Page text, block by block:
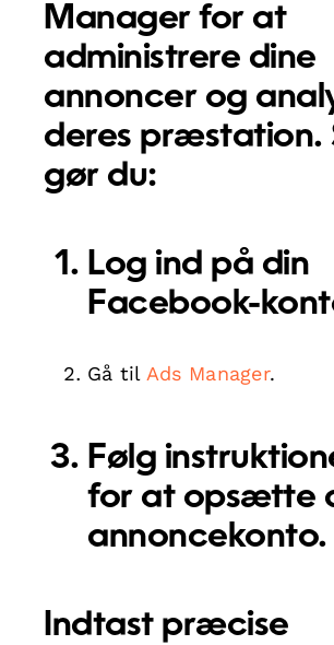
Managerfor at
administrere dine
annoncer og
deres præstation.
gør du:
Log ind på din
Facebook-
Gå til Ads Manager.
Følg
for at opsætte
annoncekonto.
Indtast præcise